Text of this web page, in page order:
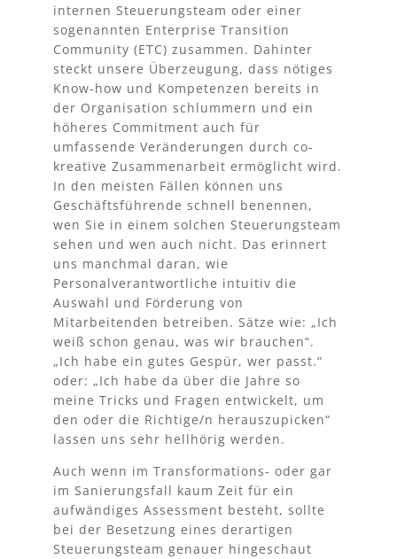
internen Steuerungsteam oder einer
sogenannten Enterprise Transition
Community (ETC) zusammen. Dahinter
steckt unsere Überzeugung, dass nötiges
Know-how und Kompetenzen bereits in
der Organisation schlummern und ein
höheres Commitment auch für
umfassende Veränderungen durch co-
kreative Zusammenarbeit ermöglicht wird.
In den meisten Fällen können uns
Geschäftsführende schnell benennen,
wen Sie in einem solchen Steuerungsteam
sehen und wen auch nicht. Das erinnert
uns manchmal daran, wie
Personalverantwortliche intuitiv die
Auswahl und Förderung von
Mitarbeitenden betreiben. Sätze wie: „Ich
weiß schon genau, was wir brauchen“.
„Ich habe ein gutes Gespür, wer passt.“
oder: „Ich habe da über die Jahre so
meine Tricks und Fragen entwickelt, um
den oder die Richtige/n herauszupicken“
lassen uns sehr hellhörig werden.
Auch wenn im Transformations- oder gar
im Sanierungsfall kaum Zeit für ein
aufwändiges Assessment besteht, sollte
bei der Besetzung eines derartigen
Steuerungsteam genauer hingeschaut